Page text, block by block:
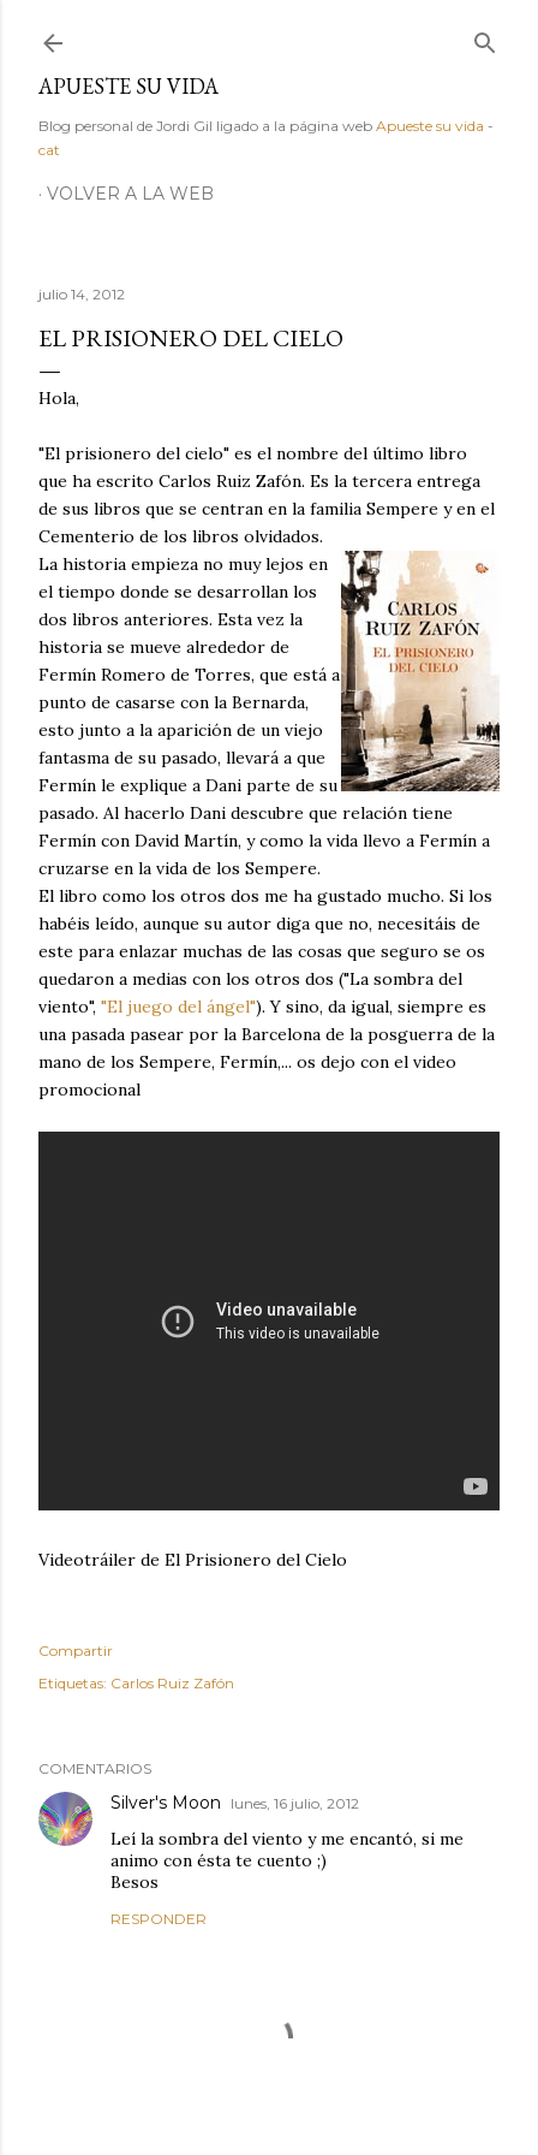
APUESTE SU VIDA
Blog personal de Jordi Gil ligado a la página web Apueste su vida -
cat
VOLVER A LA WEB
julio 14, 2012
EL PRISIONERO DEL CIELO
Hola,
"El prisionero del cielo" es el nombre del último libro
que ha escrito Carlos Ruiz Zafón. Es la tercera entrega
de sus libros que se centran en la familia Sempere y en el
Cementerio de los libros olvidados.
La historia empieza no muy lejos en
el tiempo donde se desarrollan los
dos libros anteriores. Esta vez la
historia se mueve alrededor de
Fermín Romero de Torres, que está a
punto de casarse con la Bernarda,
esto junto a la aparición de un viejo
fantasma de su pasado, llevará a que
Fermín le explique a Dani parte de su
pasado. Al hacerlo Dani descubre que relación tiene
Fermín con David Martín, y como la vida llevo a Fermín a
cruzarse en la vida de los Sempere.
El libro como los otros dos me ha gustado mucho. Si los
habéis leído, aunque su autor diga que no, necesitáis de
este para enlazar muchas de las cosas que seguro se os
quedaron a medias con los otros dos ("La sombra del
viento", "El juego del ángel"). Y sino, da igual, siempre es
una pasada pasear por la Barcelona de la posguerra de la
mano de los Sempere, Fermín,... os dejo con el video
promocional
Videotráiler de El Prisionero del Cielo
Compartir
Etiquetas: Carlos Ruiz Zafón
COMENTARIOS
Silver's Moon lunes, 16 julio, 2012
Leí la sombra del viento y me encantó, si me
animo con ésta te cuento ;)
Besos
RESPONDER